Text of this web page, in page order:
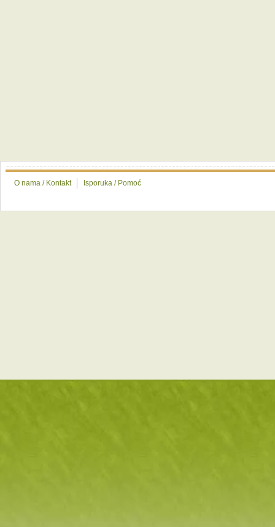
O nama / Kontakt Isporuka / Pomoć